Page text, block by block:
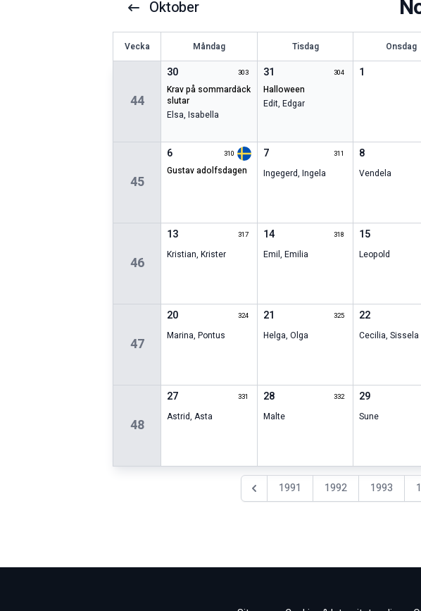
Oktober
Vecka Måndag Tisdag Onsdag
44
30 303
krav på sommardäck
slutar
Elsa,Isabella
31 304
halloween
Edit, Edgar
1
45
6 310
gustav adolfsdagen
7 311
Ingegerd, Ingela
8
Vendela
46
13 317
Kristian,Krister
14 318
Emil, Emilia
15
Leopold
47
20 324
Marina,Pontus
21 325
Helga, Olga
22
Cecilia,Sissela
48
27 331
Astrid,Asta
28 332
Malte
29
Sune
Föregående år
1991 1992 1993